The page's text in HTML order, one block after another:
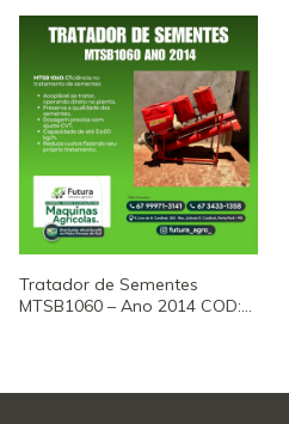
Tratador de Sementes
MTSB1060 – Ano 2014 COD: